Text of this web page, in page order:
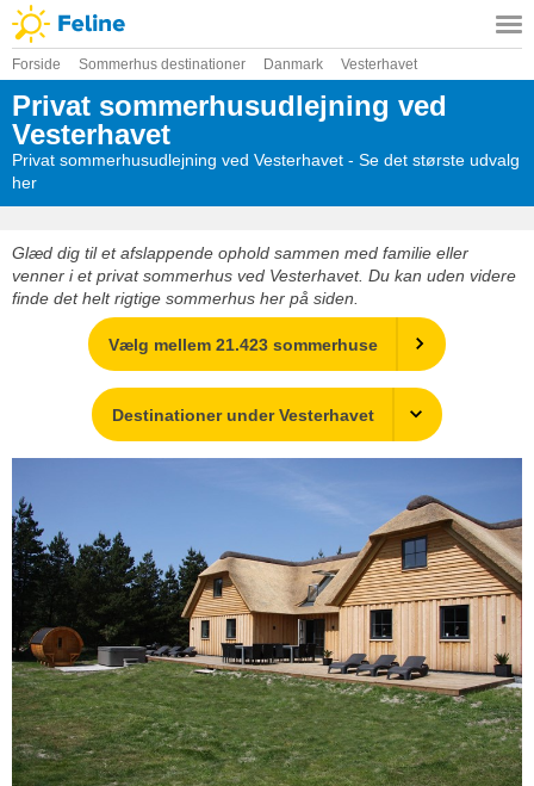
Forside Sommerhus destinationer Danmark Vesterhavet
Privat sommerhusudlejning ved
Vesterhavet
Privat sommerhusudlejning ved Vesterhavet - Se det største udvalg
her
Glæd dig til et afslappende ophold sammen med familie eller
venner i et privat sommerhus ved Vesterhavet. Du kan uden videre
finde det helt rigtige sommerhus her på siden.
Vælg mellem 21.423 sommerhuse
Destinationer under Vesterhavet